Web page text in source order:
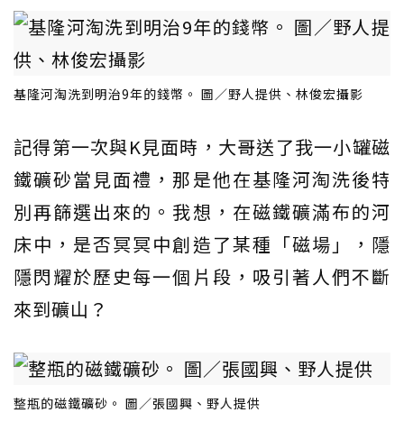
基隆河淘洗到明治9年的錢幣。 圖／野人提供、林俊宏攝影
記得第一次與K見面時，大哥送了我一小罐磁
鐵礦砂當見面禮，那是他在基隆河淘洗後特
別再篩選出來的。我想，在磁鐵礦滿布的河
床中，是否冥冥中創造了某種「磁場」，隱
隱閃耀於歷史每一個片段，吸引著人們不斷
來到礦山？
整瓶的磁鐵礦砂。 圖／張國興、野人提供